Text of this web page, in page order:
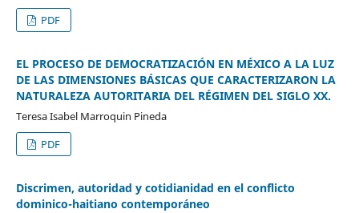
PDF
EL PROCESO DE DEMOCRATIZACIÓN EN MÉXICO A LA LUZ
DE LAS DIMENSIONES BÁSICAS QUE CARACTERIZARON LA
NATURALEZA AUTORITARIA DEL RÉGIMEN DEL SIGLO XX.
Teresa Isabel Marroquin Pineda
PDF
Discrimen, autoridad y cotidianidad en el conflicto
dominico-haitiano contemporáneo